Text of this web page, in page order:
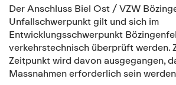
Der Anschluss Biel Ost / VZW
Unfallschwerpunkt gilt und sich im
Entwicklungsschwerpunkt
verkehrstechnisch überprüft werden.
Zeitpunkt wird davon ausgegangen,
Massnahmen erforderlich sein